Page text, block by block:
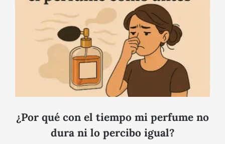
¿Por qué con el tiempo mi perfume no
dura ni lo percibo igual?